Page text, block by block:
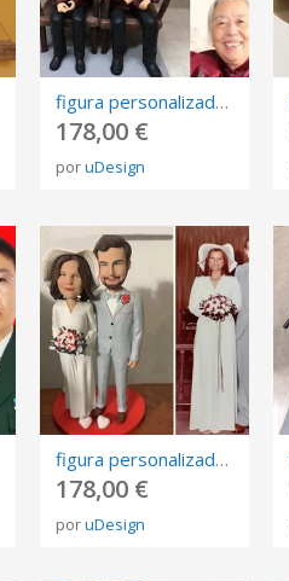
figura personalizada de fotos, 3D retrato Biscuit, muñeca de arte mini me personalizada
178,00 €
poruDesign
figura personalizada de fotos, 3D retrato Biscuit, muñeca de arte mini me personalizada
178,00 €
poruDesign